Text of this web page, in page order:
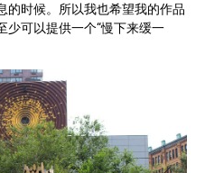
的时候。所以我也希望我的作品
少可以提供一个“慢下来缓一